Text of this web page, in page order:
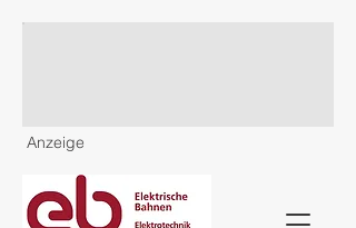
Anzeige